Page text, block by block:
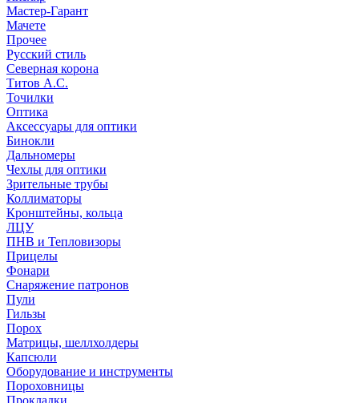
Мастер-Гарант
Мачете
Прочее
Русский стиль
Северная корона
Титов А.С.
Точилки
Оптика
Аксессуары для оптики
Бинокли
Дальномеры
Чехлы для оптики
Зрительные трубы
Коллиматоры
Кронштейны, кольца
ЛЦУ
ПНВ и Тепловизоры
Прицелы
Фонари
Снаряжение патронов
Пули
Гильзы
Порох
Матрицы, шеллхолдеры
Капсюли
Оборудование и инструменты
Пороховницы
Прокладки